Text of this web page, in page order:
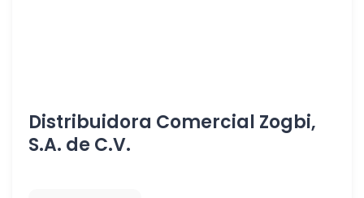
Distribuidora Comercial Zogbi,
S.A. de C.V.